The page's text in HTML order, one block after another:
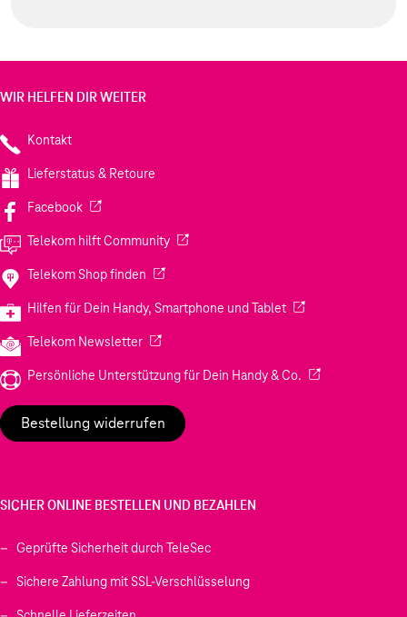
WIR HELFEN DIR WEITER
Kontakt
Lieferstatus & Retoure
Facebook(Wird in einem neuen Tab geöffnet)
Telekom hilft Community(Wird in einem neuen Tab geöffnet)
Telekom Shop finden (Wird in einem neuen Tab geöffnet)
Hilfen für Dein Handy, Smartphone und Tablet(Wird in einem
Telekom Newsletter(Wird in einem neuen Tab geöffnet)
Persönliche Unterstützung für Dein Handy & Co. (Wird in einem
Bestellung widerrufen
SICHER ONLINE BESTELLEN UND BEZAHLEN
Geprüfte Sicherheit durch TeleSec
Sichere Zahlung mit SSL-Verschlüsselung